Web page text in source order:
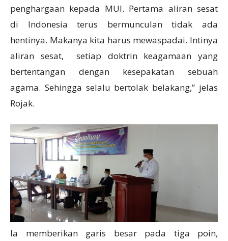
penghargaan kepada MUI. Pertama aliran sesat
di Indonesia terus bermunculan tidak ada
hentinya. Makanya kita harus mewaspadai. Intinya
aliran sesat, setiap doktrin keagamaan yang
bertentangan dengan kesepakatan sebuah
agama. Sehingga selalu bertolak belakang,” jelas
Rojak.
Ia memberikan garis besar pada tiga poin,